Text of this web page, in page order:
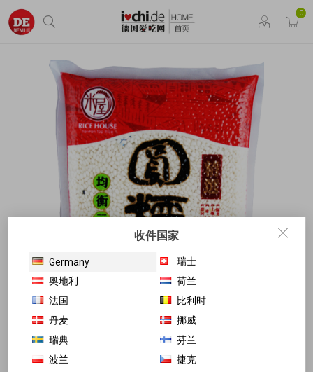
0
收件国家
Germany
瑞士
奥地利
荷兰
法国
比利时
丹麦
挪威
瑞典
芬兰
波兰
捷克